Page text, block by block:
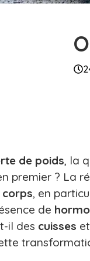
de poids, la
premier ? La
corps, en
de
il des cuisses